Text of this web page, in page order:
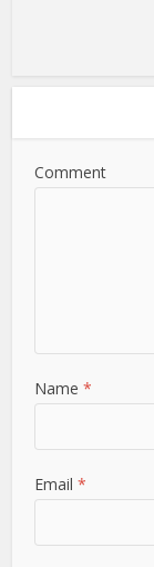
Comment
Name*
Email*